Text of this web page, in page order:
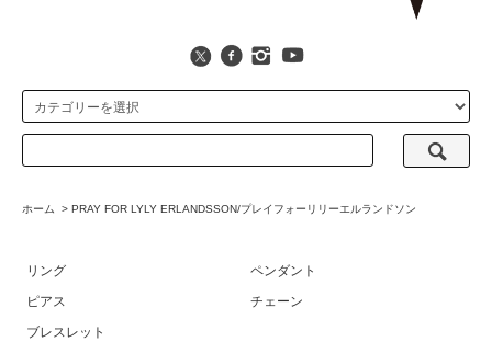
ホーム > PRAY FOR LYLY ERLANDSSON/プレイフォーリリーエルランドソン
リング
ペンダント
ピアス
チェーン
ブレスレット